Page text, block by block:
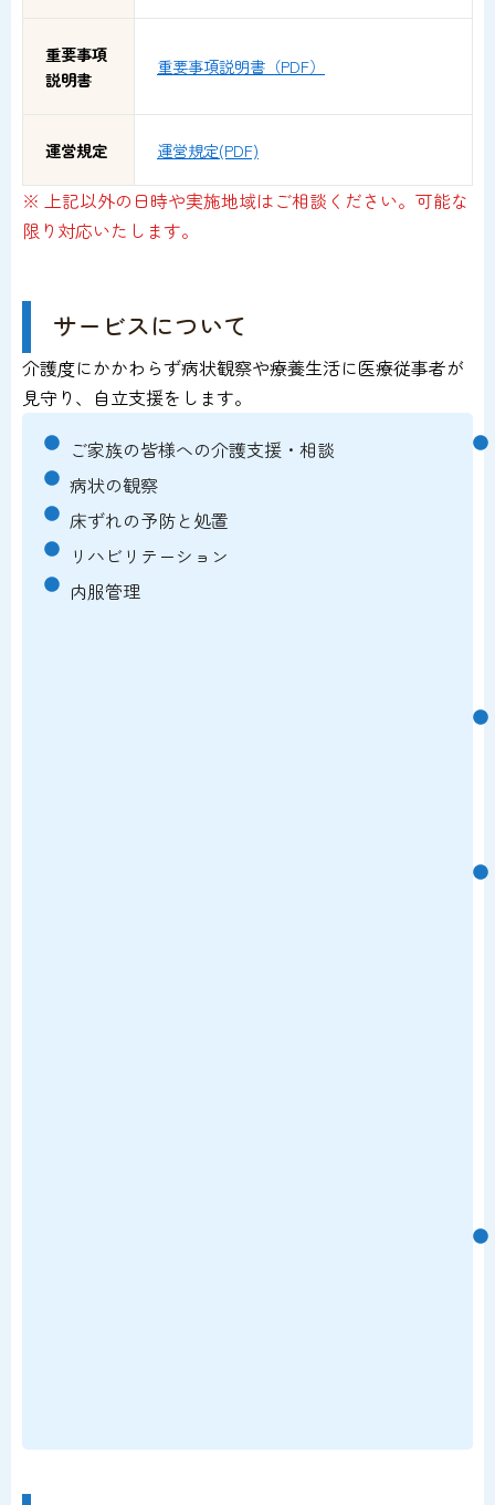
重要事項
説明書
重要事項説明書（PDF）
運営規定 運営規定(PDF)
※ 上記以外の日時や実施地域はご相談ください。可能な
限り対応いたします。
サービスについて
介護度にかかわらず病状観察や療養生活に医療従事者が
見守り、自立支援をします。
ご家族の皆様への介護支援・相談
病状の観察
床ずれの予防と処置
リハビリテーション
内服管理